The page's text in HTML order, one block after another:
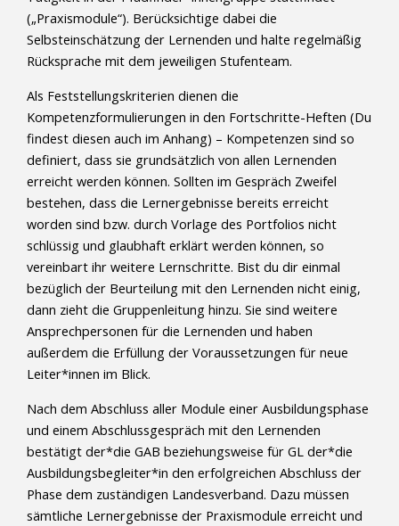
(„Praxismodule“). Berücksichtige dabei die
Selbsteinschätzung der Lernenden und halte regelmäßig
Rücksprache mit dem jeweiligen Stufenteam.
Als Feststellungskriterien dienen die
Kompetenzformulierungen in den Fortschritte-Heften (Du
findest diesen auch im Anhang) – Kompetenzen sind so
definiert, dass sie grundsätzlich von allen Lernenden
erreicht werden können. Sollten im Gespräch Zweifel
bestehen, dass die Lernergebnisse bereits erreicht
worden sind bzw. durch Vorlage des Portfolios nicht
schlüssig und glaubhaft erklärt werden können, so
vereinbart ihr weitere Lernschritte. Bist du dir einmal
bezüglich der Beurteilung mit den Lernenden nicht einig,
dann zieht die Gruppenleitung hinzu. Sie sind weitere
Ansprechpersonen für die Lernenden und haben
außerdem die Erfüllung der Voraussetzungen für neue
Leiter*innen im Blick.
Nach dem Abschluss aller Module einer Ausbildungsphase
und einem Abschlussgespräch mit den Lernenden
bestätigt der*die GAB beziehungsweise für GL der*die
Ausbildungsbegleiter*in den erfolgreichen Abschluss der
Phase dem zuständigen Landesverband. Dazu müssen
sämtliche Lernergebnisse der Praxismodule erreicht und